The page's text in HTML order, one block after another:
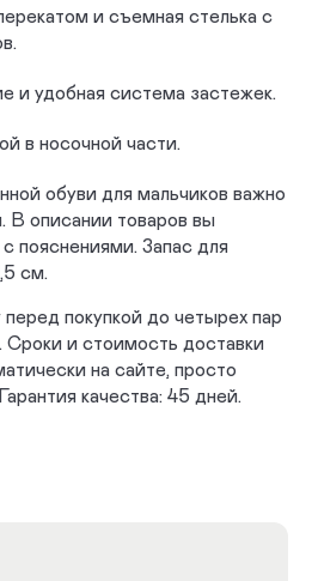
и съемная стелька с
и удобная система застежек.
в носочной части.
обуви для мальчиков важно
В описании товаров вы
пояснениями. Запас для
см.
покупкой до четырех пар
и стоимость доставки
на сайте, просто
качества: 45 дней.